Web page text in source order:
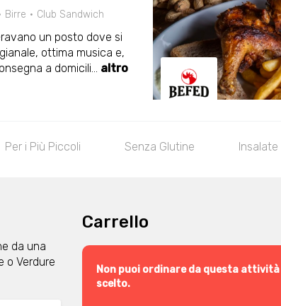
Birre Club Sandwich
un posto dove si
ottima musica e,
a domicili... altro
Per i Più Piccoli Senza Glutine Insalate
da una
o Verdure
Carrello
Non puoi ordinare da questa
scelto.